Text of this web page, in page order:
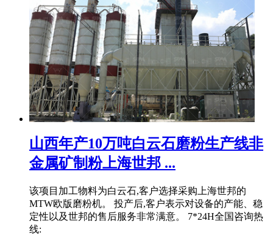
山西年产10万吨白云石磨粉生产线非
金属矿制粉上海世邦 ...
该项目加工物料为白云石,客户选择采购上海世邦的
MTW欧版磨粉机。 投产后,客户表示对设备的产能、稳
定性以及世邦的售后服务非常满意。 7*24H全国咨询热
线: